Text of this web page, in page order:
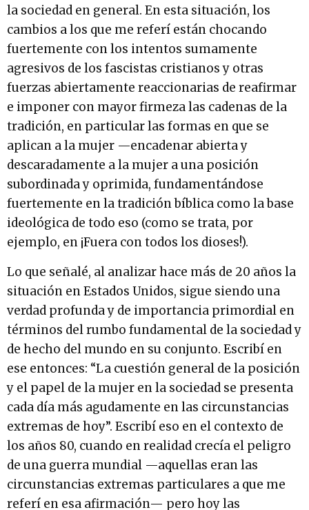
la sociedad en general. En esta situación, los
cambios a los que me referí están chocando
fuertemente con los intentos sumamente
agresivos de los fascistas cristianos y otras
fuerzas abiertamente reaccionarias de reafirmar
e imponer con mayor firmeza las cadenas de la
tradición, en particular las formas en que se
aplican a la mujer —encadenar abierta y
descaradamente a la mujer a una posición
subordinada y oprimida, fundamentándose
fuertemente en la tradición bíblica como la base
ideológica de todo eso (como se trata, por
ejemplo, en ¡Fuera con todos los dioses!).
Lo que señalé, al analizar hace más de 20 años la
situación en Estados Unidos, sigue siendo una
verdad profunda y de importancia primordial en
términos del rumbo fundamental de la sociedad y
de hecho del mundo en su conjunto. Escribí en
ese entonces: “La cuestión general de la posición
y el papel de la mujer en la sociedad se presenta
cada día más agudamente en las circunstancias
extremas de hoy”. Escribí eso en el contexto de
los años 80, cuando en realidad crecía el peligro
de una guerra mundial —aquellas eran las
circunstancias extremas particulares a que me
referí en esa afirmación— pero hoy las